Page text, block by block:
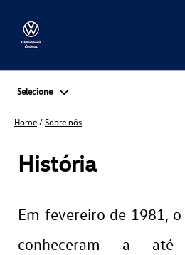
Selecione
Home / Sobre nós
História
Em fevereiro de 1981,
conheceram a